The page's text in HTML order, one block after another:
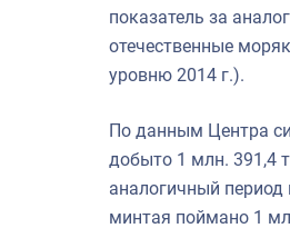
Укрепление духовно-нравственных
показатель за
отечественные
уровню 2014 г.).
По данным Центра
добыто 1 млн. 391,4
аналогичный
минтая поймано 1